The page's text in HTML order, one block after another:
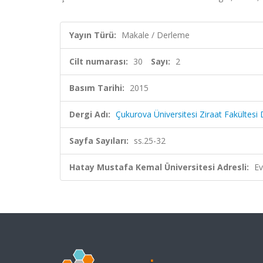
Yayın Türü: Makale / Derleme
Cilt numarası: 30 Sayı: 2
Basım Tarihi: 2015
Dergi Adı: Çukurova Üniversitesi Ziraat Fakültesi
Sayfa Sayıları: ss.25-32
Hatay Mustafa Kemal Üniversitesi Adresli: